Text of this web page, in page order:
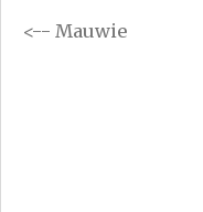
<-- Mauwie